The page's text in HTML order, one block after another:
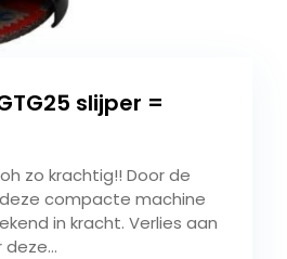
slijper =
zo krachtig!! Door de
compacte machine
in kracht. Verlies aan